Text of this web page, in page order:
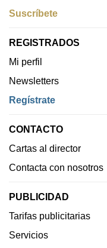
Suscríbete
REGISTRADOS
Mi perfil
Newsletters
Regístrate
CONTACTO
Cartas al director
Contacta con nosotros
PUBLICIDAD
Tarifas publicitarias
Servicios